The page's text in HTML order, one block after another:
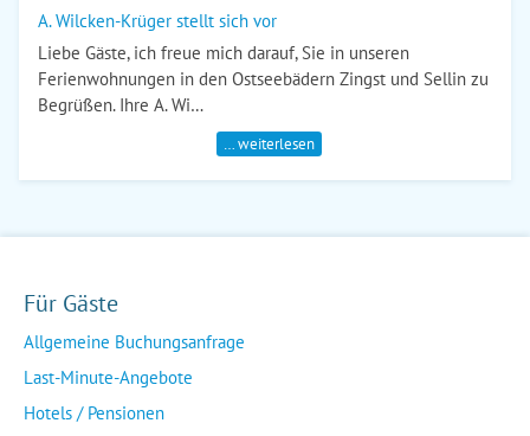
A. Wilcken-Krüger stellt sich vor
Liebe Gäste, ich freue mich darauf, Sie in unseren
Ferienwohnungen in den Ostseebädern Zingst und Sellin zu
Begrüßen. Ihre A. Wi…
… weiterlesen
Für Gäste
Allgemeine Buchungsanfrage
Last-Minute-Angebote
Hotels / Pensionen